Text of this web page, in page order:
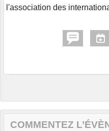
l'association des
COMMENTEZ